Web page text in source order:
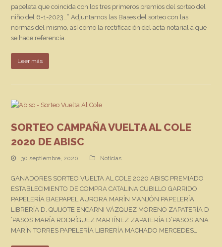
papeleta que coincida con los tres primeros premios del sorteo del
niño del 6-1-2023…” Adjuntamos las Bases del sorteo con las
normas del mismo, así como la rectificación del acta notarial a que
se hace referencia.
Leer más
SORTEO CAMPAÑA VUELTA AL COLE
2020 DE ABISC
30 septiembre, 2020 Noticias
GANADORES SORTEO VUELTA AL COLE 2020 ABISC PREMIADO
ESTABLECIMIENTO DE COMPRA CATALINA CUBILLO GARRIDO
PAPELERÍA BAEPAPEL AURORA MARÍN MANJÓN PAPELERÍA
LIBRERÍA D. QUIJOTE ENCARNI VÁZQUEZ MORENO ZAPATERÍA D
´PASOS MARÍA RODRÍGUEZ MARTÍNEZ ZAPATERÍA D´PASOS ANA
MARÍN TORRES PAPELERÍA LIBRERÍA MACHADO MERCEDES…